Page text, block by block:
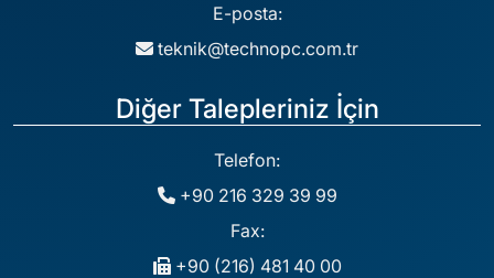
E-posta:
teknik@technopc.com.tr
Diğer Talepleriniz İçin
Telefon:
+90 216 329 39 99
Fax:
+90 (216) 481 40 00